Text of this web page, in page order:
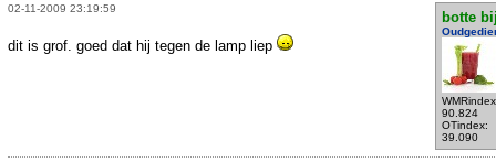
02-11-2009 23:19:59
botte
90.824
OTindex:
39.090
dit is grof. goed dat hij tegen de lamp liep